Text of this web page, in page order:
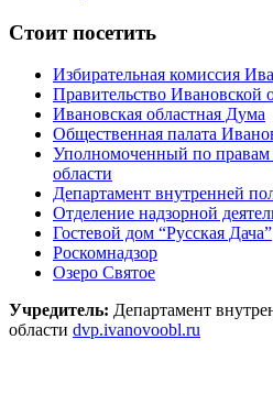
Стоит посетить
Избирательная комиссия
Правительство Ивановской
Ивановская областная Дума
Общественная палата
Уполномоченный по правам
области
Департамент внутренней
Отделение надзорной
Гостевой дом “Русская Дача”
Роскомнадзор
Озеро Святое
Учредитель: Департамент
области dvp.ivanovoobl.ru